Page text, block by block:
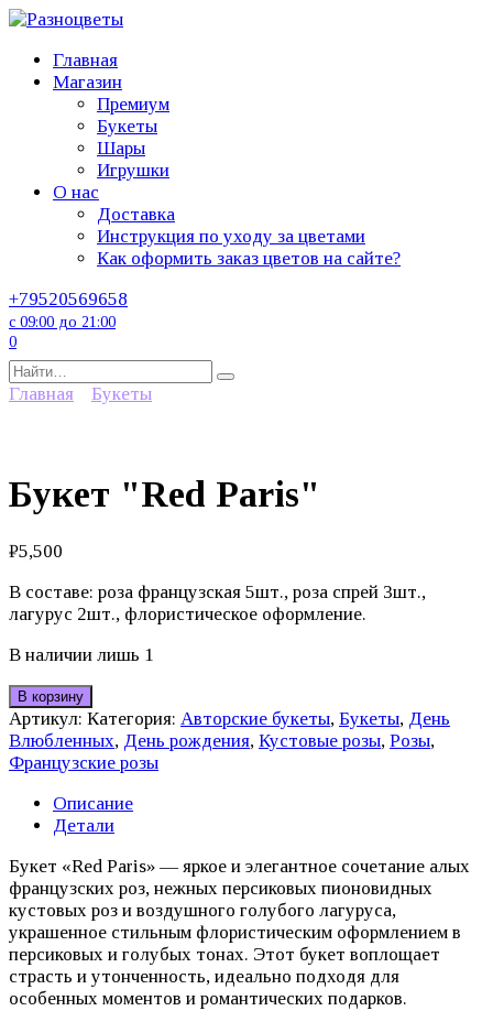
Перейти
содержанию
Главная
Магазин
Премиум
Букеты
Шары
Игрушки
О нас
Доставка
Инструкция по уходу за цветами
Как оформить заказ цветов на сайте?
+79520569658
с 09:00 до 21:00
0
Search
for:
Главная Букеты
Букет "Red Paris"
₽5,500
В составе: роза французская 5шт., роза спрей 3шт.,
лагурус 2шт., флористическое оформление.
В наличии лишь 1
В корзину
Артикул: Категория: Авторские букеты, Букеты, День
Влюбленных, День рождения, Кустовые розы, Розы,
Французские розы
Описание
Детали
Букет «Red Paris» — яркое и элегантное сочетание алых
французских роз, нежных персиковых пионовидных
кустовых роз и воздушного голубого лагуруса,
украшенное стильным флористическим оформлением в
персиковых и голубых тонах. Этот букет воплощает
страсть и утонченность, идеально подходя для
особенных моментов и романтических подарков.